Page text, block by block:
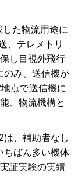
た物流用途に
、テレメトリ
し目視外飛行
のみ、送信機が
点で送信機に
、物流機構と
、補助者なし
ちばん多い機体
証実験の実績